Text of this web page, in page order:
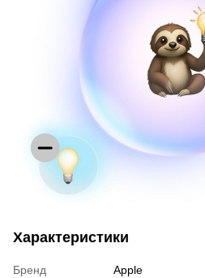
Характеристики
Бренд
Apple